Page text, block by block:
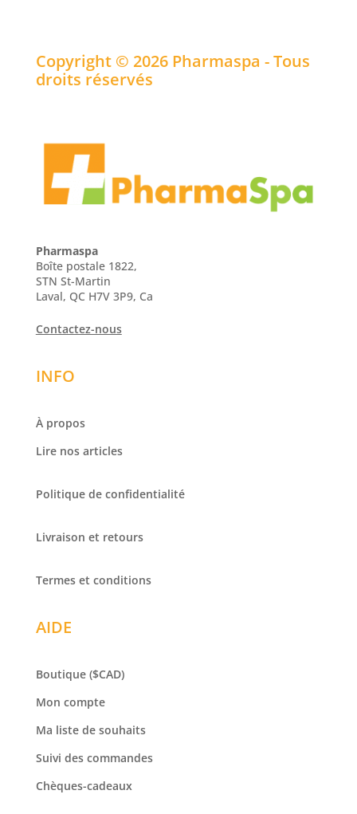
Copyright © 2026 Pharmaspa - Tous
droits réservés
Pharmaspa
Boîte postale 1822,
STN St-Martin
Laval, QC H7V 3P9, Ca
Contactez-nous
INFO
À propos
Lire nos articles
Politique de confidentialité
Livraison et retours
Termes et conditions
AIDE
Boutique($CAD)
Mon compte
Ma liste de souhaits
Suivi des commandes
Chèques-cadeaux